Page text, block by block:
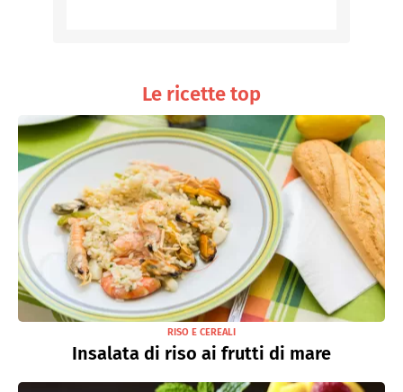
Le ricette top
RISO E CEREALI
Insalata di riso ai frutti di mare